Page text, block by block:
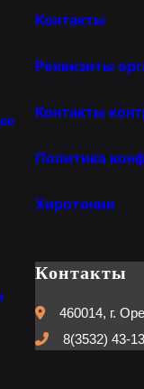
Контакты
Реквизиты
Контакты
Политика
Хиротонии
Контакты
460014, г.
8(3532) 43-